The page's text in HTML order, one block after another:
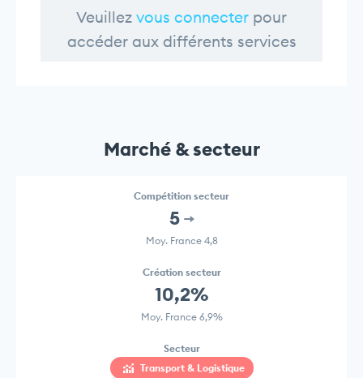
Veuillez vous connecter pour
accéder aux différents services
Marché & secteur
Compétition secteur
5
Moy. France 4,8
Création secteur
10,2%
Moy. France 6,9%
Secteur
Transport & Logistique